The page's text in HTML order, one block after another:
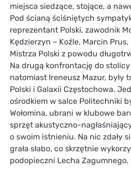
miejsca siedzące, stojące, a
Pod ścianą ściśniętych
reprezentant Polski, zawodnik
Kędzierzyn – Koźle, Marcin
Mistrza Polski z powodu
Na drugą konfrontację do
natomiast Ireneusz Mazur, były
Polski i Galaxii Częstochowa.
ośrodkiem w salce Politechniki
Wołomina, ubrani w klubowe
sprzęt akustyczno-
o swoim istnieniu. Na nic zdały
grała słabo, co skrzętnie
podopieczni Lecha Zagumnego.